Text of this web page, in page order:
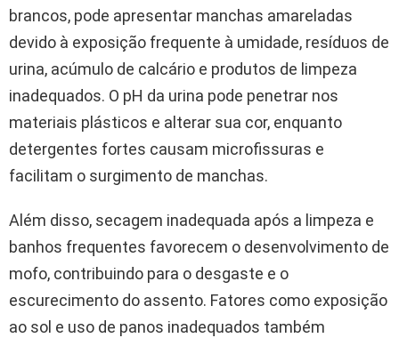
brancos, pode apresentar manchas amareladas
devido à exposição frequente à umidade, resíduos de
urina, acúmulo de calcário e produtos de limpeza
inadequados. O pH da urina pode penetrar nos
materiais plásticos e alterar sua cor, enquanto
detergentes fortes causam microfissuras e
facilitam o surgimento de manchas.
Além disso, secagem inadequada após a limpeza e
banhos frequentes favorecem o desenvolvimento de
mofo, contribuindo para o desgaste e o
escurecimento do assento. Fatores como exposição
ao sol e uso de panos inadequados também